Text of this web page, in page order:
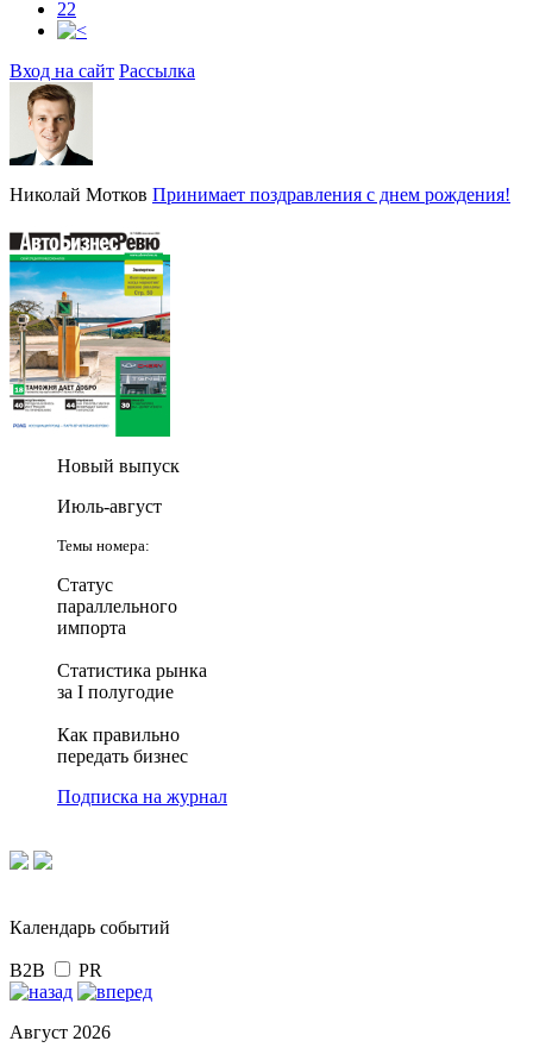
22
Вход на сайт Рассылка
Николай Мотков Принимает поздравления с днем рождения!
Новый выпуск
Июль-август
Темы номера:
Статус
параллельного
импорта
Статистика рынка
за I полугодие
Как правильно
передать бизнес
Подписка на журнал
Календарь событий
B2B PR
Август 2026